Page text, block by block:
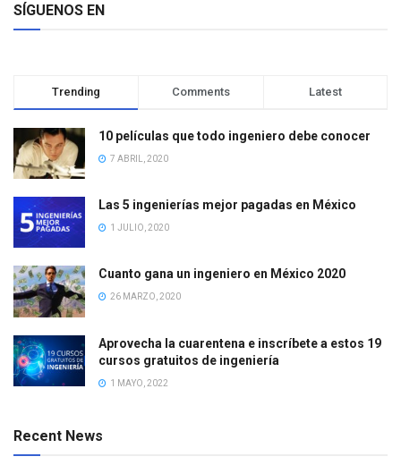
SÍGUENOS EN
Trending Comments Latest
10 películas que todo ingeniero debe conocer
7 ABRIL, 2020
Las 5 ingenierías mejor pagadas en México
1 JULIO, 2020
Cuanto gana un ingeniero en México 2020
26 MARZO, 2020
Aprovecha la cuarentena e inscríbete a estos 19
cursos gratuitos de ingeniería
1 MAYO, 2022
Recent News